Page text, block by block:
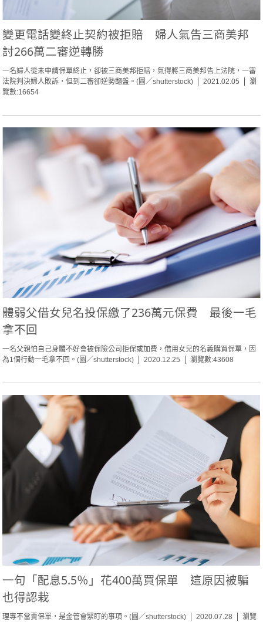
變更電話變終止契約被拒賠 婦人氣告三商美邦
討266萬二審逆轉勝
一名婦人從未申請保單終止，卻被三商美邦拒賠，氣得將三商美邦告上法院，一審
法院判決婦人敗訴，但到二審卻逆勢翻盤。(圖／shutterstock)
2021.02.05
瀏
覽數:16654
體弱父借女兒名投保繳了236萬元保費 最後一毛
拿不回
一名父親怕自己身體不好會被保險公司拒保或加費，借用女兒的名義購買保單，因
為1個行動一毛拿不回。(圖／shutterstock)
2020.12.25 瀏覽數:43608
一句「配息5.5％」花400萬買保單 這原因被騙
也得認栽
理專不當賣保單，是金管會緊盯的事項。(圖／shutterstock) 2020.07.28
瀏覽